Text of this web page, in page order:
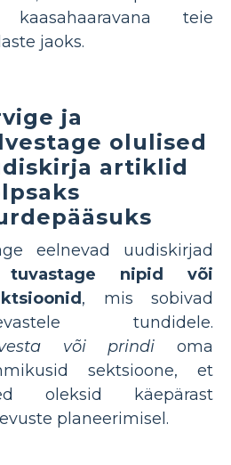
teie
jaoks.
ja
olulised
artiklid
eelnevad uudiskirjad
tuvastage nipid või
, mis sobivad
tundidele.
või prindi oma
sektsioone, et
oleksid käepärast
planeerimisel.